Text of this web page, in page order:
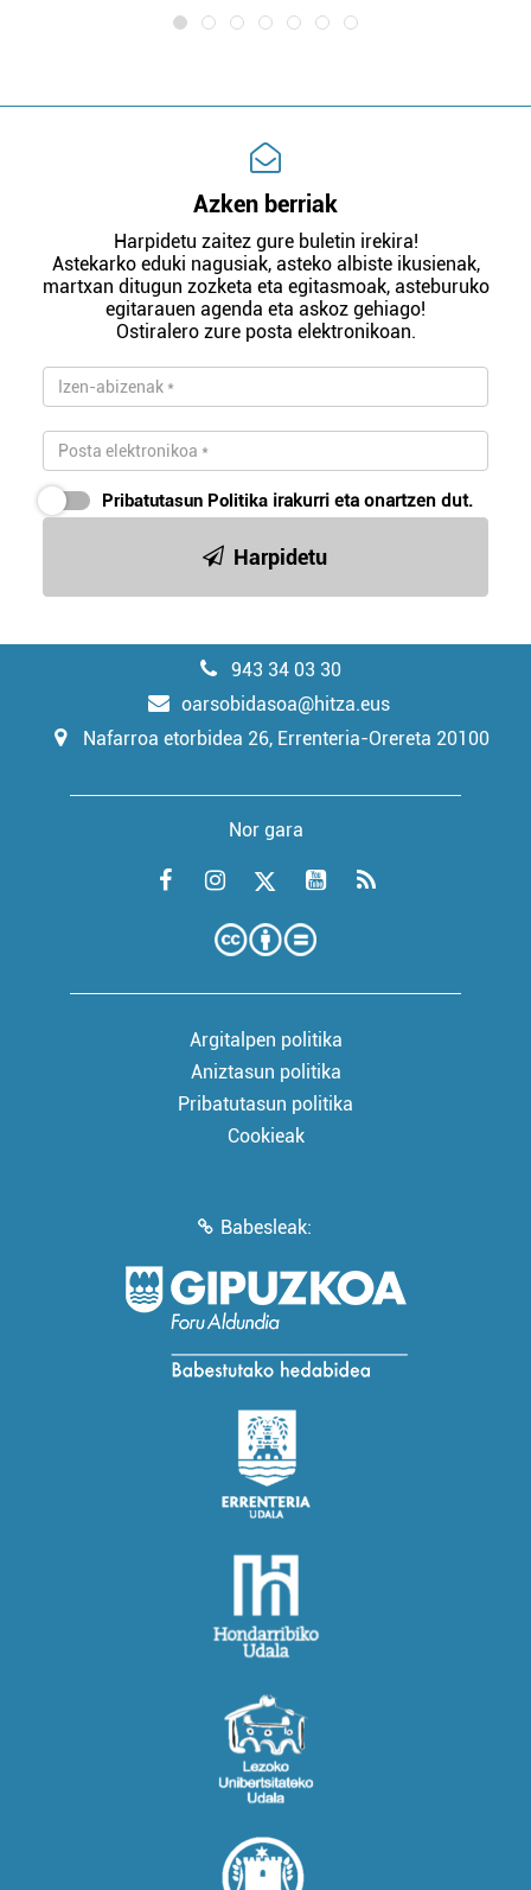
Azken berriak
Harpidetu zaitez gure buletin irekira!
Astekarko eduki nagusiak, asteko albiste ikusienak,
martxan ditugun zozketa eta egitasmoak, asteburuko
egitarauen agenda eta askoz gehiago!
Ostiralero zure posta elektronikoan.
Pribatutasun Politika irakurri eta onartzen dut.
Harpidetu
943 34 03 30
oarsobidasoa@hitza.eus
Nafarroa etorbidea 26, Errenteria-Orereta 20100
Nor gara
Argitalpen politika
Aniztasun politika
Pribatutasun politika
Cookieak
Babesleak: